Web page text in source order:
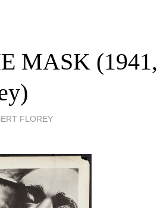
MASK (1941,
FLOREY